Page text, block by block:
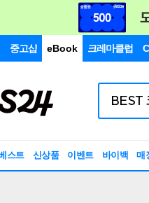
중고샵 eBook 크레마클럽
스트 신상품 이벤트 바이백 매